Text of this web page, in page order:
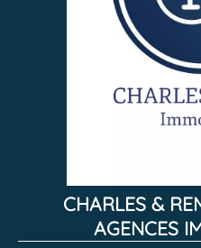
CHARLES &
AGENCES